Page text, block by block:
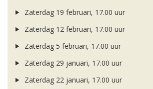
Zaterdag 19 februari, 17.00 uur
Zaterdag 12 februari, 17.00 uur
Zaterdag 5 februari, 17.00 uur
Zaterdag 29 januari, 17.00 uur
Zaterdag 22 januari, 17.00 uur